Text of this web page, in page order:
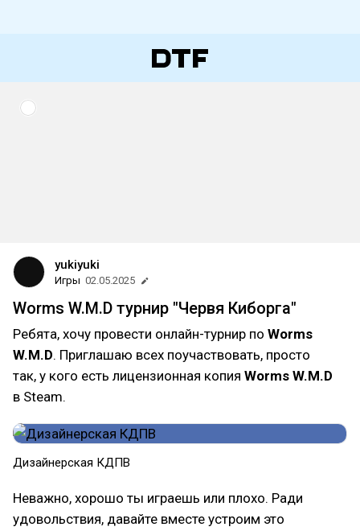
yukiyuki
Игры 02.05.2025
Worms W.M.D турнир "Червя Киборга"
Ребята, хочу провести онлайн-турнир по Worms
W.M.D. Приглашаю всех поучаствовать, просто
так, у кого есть лицензионная копия Worms W.M.D
в Steam.
Дизайнерская КДПВ
Неважно, хорошо ты играешь или плохо. Ради
удовольствия, давайте вместе устроим это